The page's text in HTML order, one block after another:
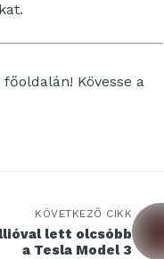
főoldalán! Kövesse a
KÖVETKEZŐ CIKK
lett olcsóbb
a Tesla Model 3